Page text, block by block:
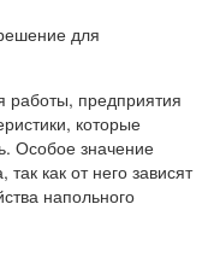
работы, предприятия
которые
Особое значение
как от него зависят
напольного